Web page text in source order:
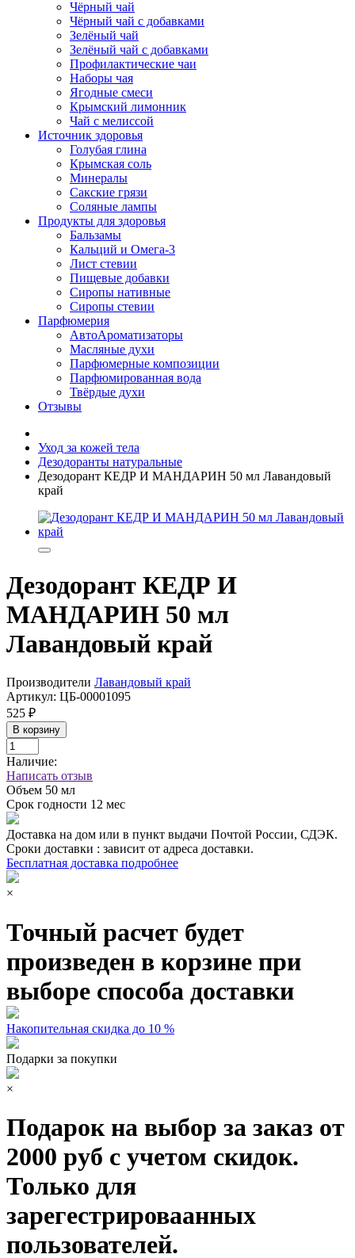
Чёрный чай
Чёрный чай с добавками
Зелёный чай
Зелёный чай с добавками
Профилактические чаи
Наборы чая
Ягодные смеси
Крымский лимонник
Чай с мелиссой
Источник здоровья
Голубая глина
Крымская соль
Минералы
Сакские грязи
Соляные лампы
Продукты для здоровья
Бальзамы
Кальций и Омега-3
Лист стевии
Пищевые добавки
Сиропы нативные
Сиропы стевии
Парфюмерия
АвтоАроматизаторы
Масляные духи
Парфюмерные композиции
Парфюмированная вода
Твёрдые духи
Отзывы
Уход за кожей тела
Дезодоранты натуральные
Дезодорант КЕДР И МАНДАРИН 50 мл Лавандовый
край
Дезодорант КЕДР И
МАНДАРИН 50 мл
Лавандовый край
Производители Лавандовый край
Артикул: ЦБ-00001095
525 ₽
В корзину
Наличие:
Написать отзыв
Объем 50 мл
Срок годности 12 мес
Доставка на дом или в пункт выдачи Почтой России, СДЭК.
Сроки доставки : зависит от адреса доставки.
Бесплатная доставка подробнее
×
Точный расчет будет
произведен в корзине при
выборе способа доставки
Накопительная скидка до 10 %
Подарки за покупки
×
Подарок на выбор за заказ от
2000 руб с учетом скидок.
Только для
зарегестрироваанных
пользователей.